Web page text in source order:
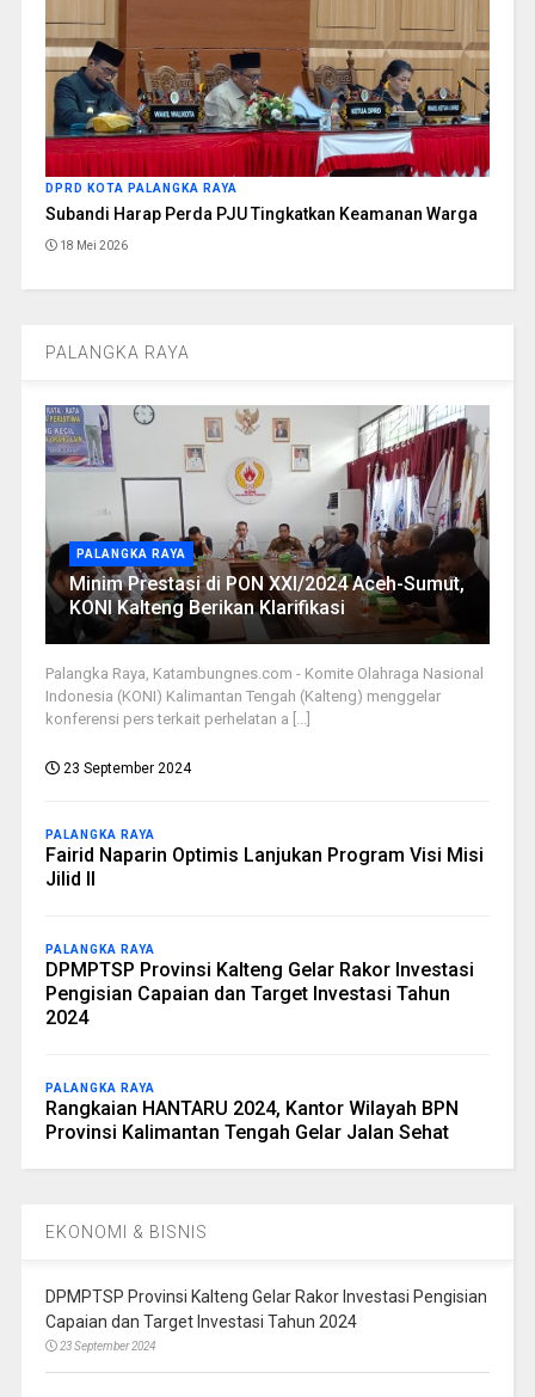
DPRD KOTA PALANGKA RAYA
Subandi Harap Perda PJU Tingkatkan Keamanan Warga
18 Mei 2026
PALANGKA RAYA
PALANGKA RAYA
Minim Prestasi di PON XXI/2024 Aceh-Sumut,
KONI Kalteng Berikan Klarifikasi
Palangka Raya, Katambungnes.com - Komite Olahraga Nasional
Indonesia (KONI) Kalimantan Tengah (Kalteng) menggelar
konferensi pers terkait perhelatan a [...]
23 September 2024
PALANGKA RAYA
Fairid Naparin Optimis Lanjukan Program Visi Misi
Jilid II
PALANGKA RAYA
DPMPTSP Provinsi Kalteng Gelar Rakor Investasi
Pengisian Capaian dan Target Investasi Tahun
2024
PALANGKA RAYA
Rangkaian HANTARU 2024, Kantor Wilayah BPN
Provinsi Kalimantan Tengah Gelar Jalan Sehat
EKONOMI & BISNIS
DPMPTSP Provinsi Kalteng Gelar Rakor Investasi Pengisian
Capaian dan Target Investasi Tahun 2024
23 September 2024